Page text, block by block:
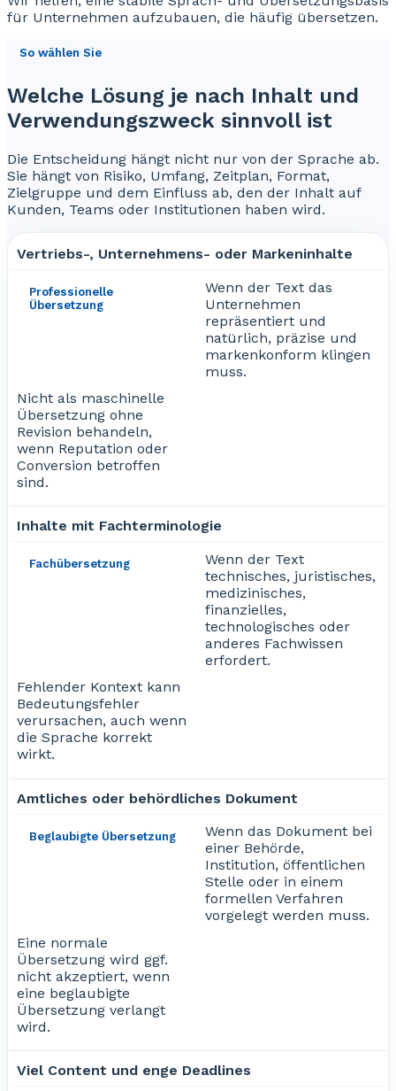
für Unternehmen aufzubauen, die häufig übersetzen.
So wählen Sie
Welche Lösung je nach Inhalt und
Verwendungszweck sinnvoll ist
Die Entscheidung hängt nicht nur von der Sprache ab.
Sie hängt von Risiko, Umfang, Zeitplan, Format,
Zielgruppe und dem Einfluss ab, den der Inhalt auf
Kunden, Teams oder Institutionen haben wird.
Vertriebs-, Unternehmens- oder Markeninhalte
Professionelle
Übersetzung
Wenn der Text das
Unternehmen
repräsentiert und
natürlich, präzise und
markenkonform klingen
muss.
Nicht als maschinelle
Übersetzung ohne
Revision behandeln,
wenn Reputation oder
Conversion betroffen
sind.
Inhalte mit Fachterminologie
Fachübersetzung
Wenn der Text
technisches, juristisches,
medizinisches,
finanzielles,
technologisches oder
anderes Fachwissen
erfordert.
Fehlender Kontext kann
Bedeutungsfehler
verursachen, auch wenn
die Sprache korrekt
wirkt.
Amtliches oder behördliches Dokument
Beglaubigte Übersetzung
Wenn das Dokument bei
einer Behörde,
Institution, öffentlichen
Stelle oder in einem
formellen Verfahren
vorgelegt werden muss.
Eine normale
Übersetzung wird ggf.
nicht akzeptiert, wenn
eine beglaubigte
Übersetzung verlangt
wird.
Viel Content und enge Deadlines